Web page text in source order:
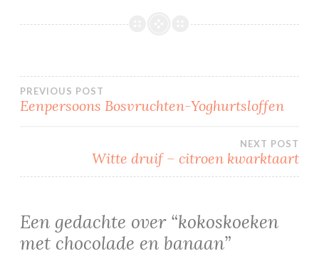
Bericht
PREVIOUS POST
Eenpersoons Bosvruchten-Yoghurtsloffen
NEXT POST
Witte druif – citroen kwarktaart
Een gedachte over “kokoskoeken
met chocolade en banaan”